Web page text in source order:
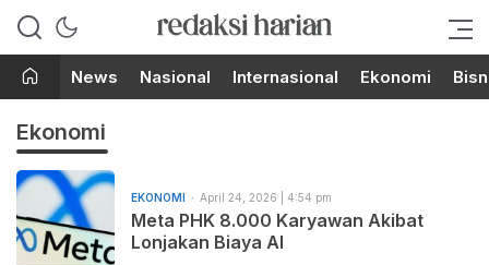
RedaksiHarian.com
Berita Terupdate dari Redaksi
News Nasional Internasional Ekonomi
Ekonomi
EKONOMI April 24, 2026 | 4:54 pm
Meta PHK 8.000 Karyawan Akibat
Lonjakan Biaya AI